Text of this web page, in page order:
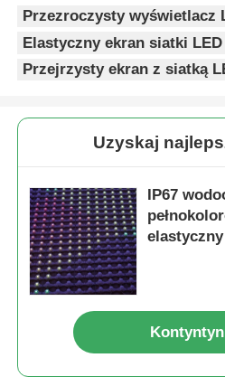
Przezroczysty wyświetlacz
Elastyczny ekran siatki LED
Przejrzysty ekran z siatką
Uzyskaj
IP67